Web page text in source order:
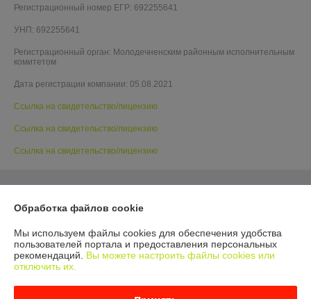
Регистрационный номер ЕГР: 692255641
УНП: 692255641
Регистрационный орган: Молодечненским районным исполнительным
комитетом
Дата регистрации компании: 05.08.2021
Ссылка на свидетельство/лицензию
Ссылка на свидетельство/лицензию
Ссылка на свидетельство/лицензию
Обработка файлов cookie
Мы используем файлы cookies для обеспечения удобства
пользователей портала и предоставления персональных
рекомендаций. Вы можете настроить файлы cookies или
отключить их.